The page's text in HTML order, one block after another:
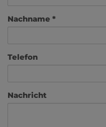
Nachname
Telefon
Nachricht